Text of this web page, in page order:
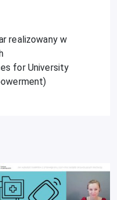
realizowany w
for University